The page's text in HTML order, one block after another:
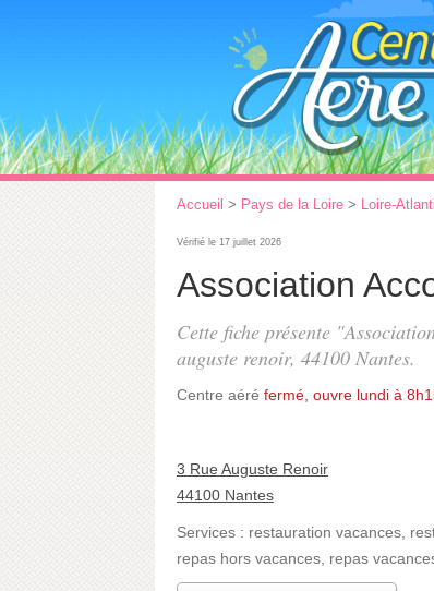
Accueil > Pays de la Loire > Loire-
Vérifié le 17 juillet 2026
Association
Cette fiche présente
auguste renoir, 44100 Nantes.
Centre aéré fermé, ouvre lundi à
3 Rue Auguste Renoir
44100 Nantes
Services : restauration vacances
repas hors vacances repas